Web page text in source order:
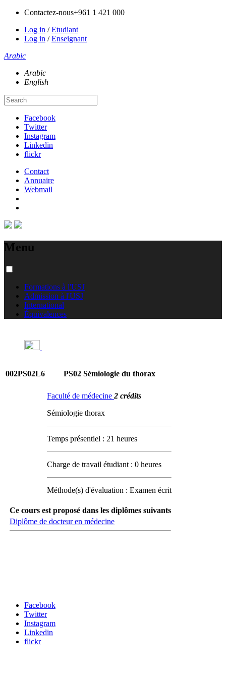
Contactez-nous+961 1 421 000
Log in /Etudiant
Log in /Enseignant
Arabic
Arabic
English
Facebook
Twitter
Instagram
Linkedin
flickr
Contact
Annuaire
Webmail
Menu
Formations à l'USJ
Admission à l'USJ
International
Équivalences
002PS02L6 PS02 Sémiologie du thorax
Faculté de médecine 2 crédits
Sémiologie thorax
Temps présentiel : 21 heures
Charge de travail étudiant : 0 heures
Méthode(s) d'évaluation : Examen écrit
Ce cours est proposé dans les diplômes suivants
Diplôme de docteur en médecine
Facebook
Twitter
Instagram
Linkedin
flickr